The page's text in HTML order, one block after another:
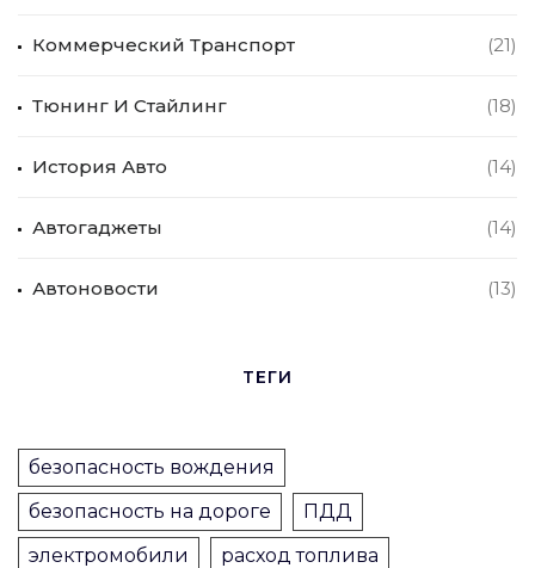
Коммерческий Транспорт (21)
Тюнинг И Стайлинг (18)
История Авто (14)
Автогаджеты (14)
Автоновости (13)
ТЕГИ
безопасность вождения
безопасность на дороге
ПДД
электромобили
расход топлива